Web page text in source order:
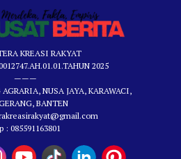
KREASI RAKYAT
2025
———
NUSA JAYA, KARAWACI,
BANTEN
: 085591163801